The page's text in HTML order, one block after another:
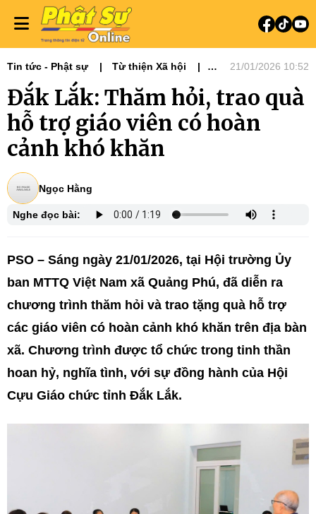
Tin tức - Phật sự
Từ thiện Xã hội
Phật sự Tây Nguyên
21/01/2026 10:52
Đắk Lắk: Thăm hỏi, trao quà
hỗ trợ giáo viên có hoàn
cảnh khó khăn
Ngọc Hằng
Nghe đọc bài:
PSO – Sáng ngày 21/01/2026, tại Hội trường Ủy
ban MTTQ Việt Nam xã Quảng Phú, đã diễn ra
chương trình thăm hỏi và trao tặng quà hỗ trợ
các giáo viên có hoàn cảnh khó khăn trên địa bàn
xã. Chương trình được tổ chức trong tinh thần
hoan hỷ, nghĩa tình, với sự đồng hành của Hội
Cựu Giáo chức tỉnh Đắk Lắk.